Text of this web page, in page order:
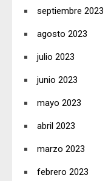
septiembre 2023
agosto 2023
julio 2023
junio 2023
mayo 2023
abril 2023
marzo 2023
febrero 2023